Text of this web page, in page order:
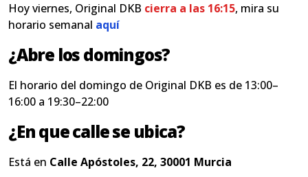
Hoy viernes, Original DKB cierra a las 16:15, mira su
horario semanal aquí
¿Abre los domingos?
El horario del domingo de Original DKB es de 13:00–
16:00 a 19:30–22:00
¿En que calle se ubica?
Está en Calle Apóstoles, 22, 30001 Murcia